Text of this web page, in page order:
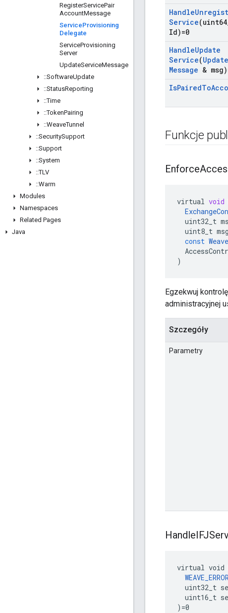
RegisterServicePair
AccountMessage
ServiceProvisioning
Delegate
ServiceProvisioning
Server
UpdateServiceMessage
::SoftwareUpdate
::StatusReporting
::Time
::TokenPairing
::WeaveTunnel
::SecuritySupport
::Support
::System
::TLV
::Warm
Modules
Namespaces
Related Pages
Java
Handle
Service(uint64
Id)=0
HandleUpdate
Service(Update
Message &
IsPairedTo
Funkcje
Enforce
virtual void
uint32_t
uint8_t
const
)
Egzekwuj
administracyjnej
Szczegóły
Parametry
Handle
virtual void
WEAVE_ERROR
uint32_t
uint16_t
)=0